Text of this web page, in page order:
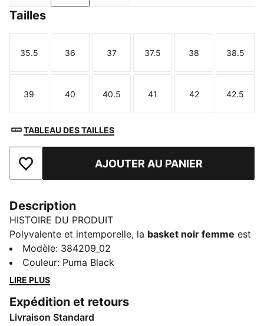
Tailles
Taille
35.5
Taille
36
Taille
37
Taille
37.5
Taille
38
Taille
38.5
Taille
39
Taille
40
Taille
40.5
Taille
41
Taille
42
Taille
42.5
TABLEAU DES TAILLES
Ajouter aux favorisAJOUTER AU PANIER
Description
HISTOIRE DU PRODUIT
Polyvalente et intemporelle, la basket noir femme est
un incontournable pour un look moderne et élégant.
Avec son design sobre et raffiné, elle s’adapte à toutes
les occasions, du bureau aux sorties en ville.
t’offre un excellent amorti et un maintien optimal.
Idéale pour un style casual ou sportif, elle se marie
Modèle: 384209_02
Couleur: Puma Black
LIRE PLUS
Expédition et retours
Livraison Standard